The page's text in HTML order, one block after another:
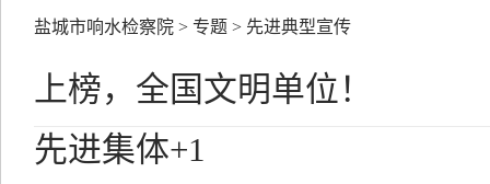
盐城市响水检察院 > 专题 > 先进典型宣传
上榜，全国文明单位！
先进集体+1